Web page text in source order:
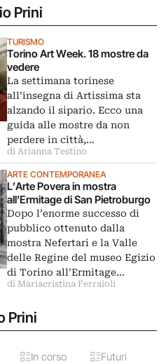
Prini
TURISMO
Torino Art Week. 18 mostre da
vedere
La settimana torinese
all’insegna di Artissima sta
alzando il sipario. Ecco una
guida alle mostre da non
perdere in città,…
di Arianna Testino
ARTE CONTEMPORANEA
L’Arte Povera in mostra
all’Ermitage di San Pietroburgo
Dopo l’enorme successo di
pubblico ottenuto dalla
mostra Nefertari e la Valle
delle Regine del museo Egizio
di Torino all’Ermitage…
di Mariacristina Ferraioli
Prini
In corso Futuri